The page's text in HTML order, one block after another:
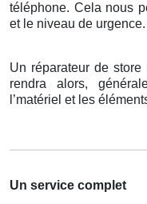
téléphone. Cela nous
et le niveau de urgence.
Un réparateur de store
rendra alors,
l’matériel et les
Un service complet